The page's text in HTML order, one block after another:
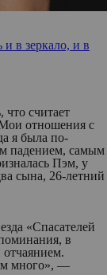
в зеркало, и в
что считает
отношения с
я была по-
падением, самым
Пэм, у
сына, 26-летний
«Спасателей
в
много», —